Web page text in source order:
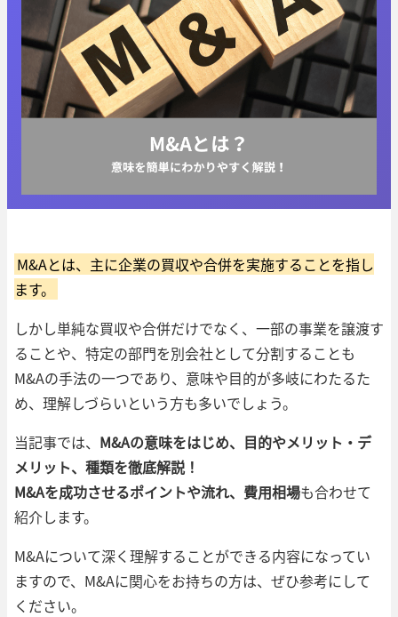
M&Aとは、主に企業の買収や合併を実施することを指し
ます。
しかし単純な買収や合併だけでなく、一部の事業を譲渡す
ることや、特定の部門を別会社として分割することも
M&Aの手法の一つであり、意味や目的が多岐にわたるた
め、理解しづらいという方も多いでしょう。
当記事では、 M&Aの意味をはじめ、目的やメリット・デ
メリット、種類を徹底解説！
M&Aを成功させるポイントや流れ、費用相場も合わせて
紹介します。
M&Aについて深く理解することができる内容になってい
ますので、M&Aに関心をお持ちの方は、ぜひ参考にして
ください。